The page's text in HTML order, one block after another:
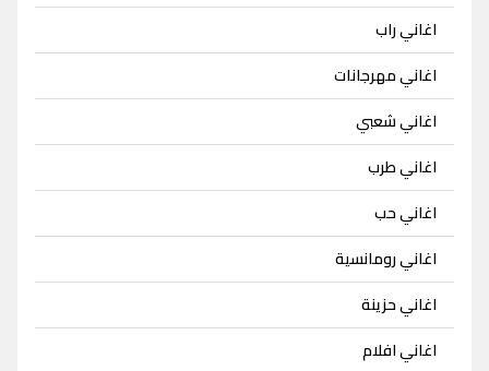
اغاني راب
اغاني مهرجانات
اغاني شعبي
اغاني طرب
اغاني حب
اغاني رومانسية
اغاني حزينة
اغاني افلام